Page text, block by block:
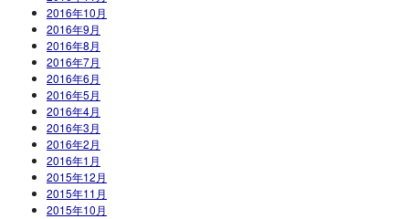
2016年10月
2016年9月
2016年8月
2016年7月
2016年6月
2016年5月
2016年4月
2016年3月
2016年2月
2016年1月
2015年12月
2015年11月
2015年10月